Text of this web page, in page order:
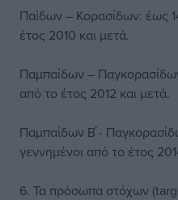
Παίδων – Κορασίδων: έως
έτος 2010 και μετά.
Παμπαίδων –
από το έτος 2012 και μετά.
Παμπαίδων Β ́-
γεννημένοι από το έτος
6. Τα πρόσωπα στόχων